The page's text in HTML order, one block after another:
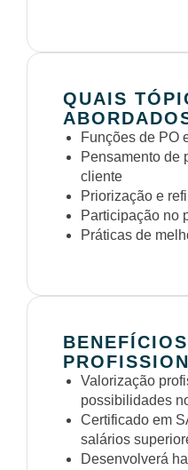
QUAIS
Funções de PO
Pensamento de
cliente
Priorização e
Participação no
Práticas de
BENEFÍCIOS
Valorização
possibilidades
Certificado em
salários
Desenvolverá